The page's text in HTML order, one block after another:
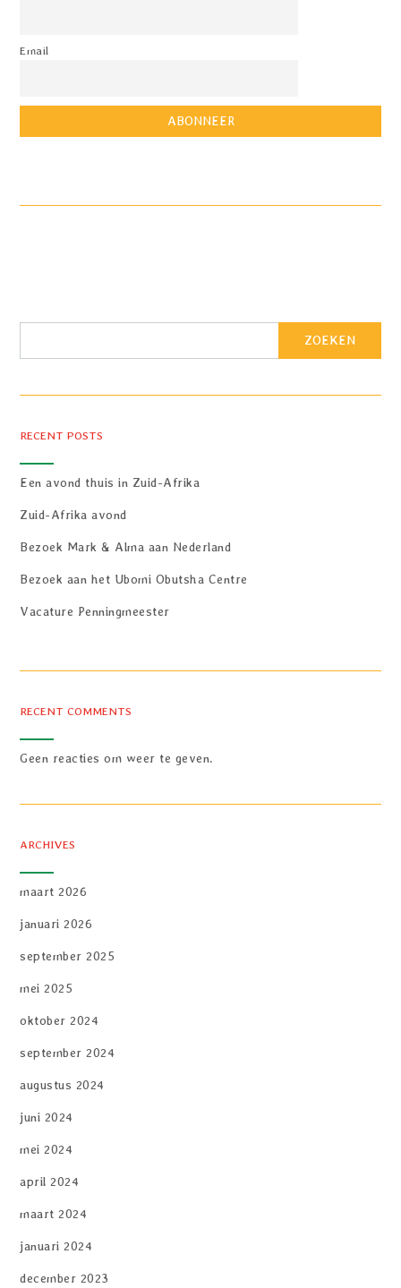
Email
ZOEKEN
RECENT POSTS
Een avond thuis in Zuid-Afrika
Zuid-Afrika avond
Bezoek Mark & Alma aan Nederland
Bezoek aan het Ubomi Obutsha Centre
Vacature Penningmeester
RECENT COMMENTS
Geen reacties om weer te geven.
ARCHIVES
maart 2026
januari 2026
september 2025
mei 2025
oktober 2024
september 2024
augustus 2024
juni 2024
mei 2024
april 2024
maart 2024
januari 2024
december 2023